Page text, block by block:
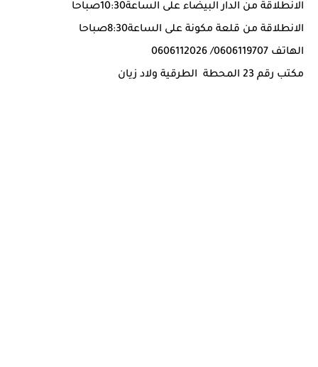
الانطلاقة من الدار البيضاء على الساعة10:30صباحا
الانطلاقة من قلعة مكونة على الساعة8:30صباحا
الهاتف 0606119707/ 0606112026
مكتب رقم 23 المحطة الطرقية ولاد زيان